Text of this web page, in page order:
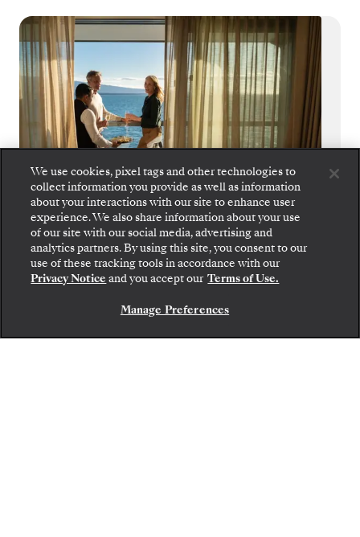
Des navires de petite taille
Trouvez le parfait équilibre entre choix et
intimité. Nos navires sont assez petits pour
We use cookies, pixel tags and other technologies to
collect information you provide as well as information
about your interactions with our site to enhance user
experience. We also share information about your use
of our site with our social media, advertising and
analytics partners. By using this site, you consent to our
use of these tracking tools in accordance with our
Privacy Notice and you accept our Terms of Use.
Manage Preferences